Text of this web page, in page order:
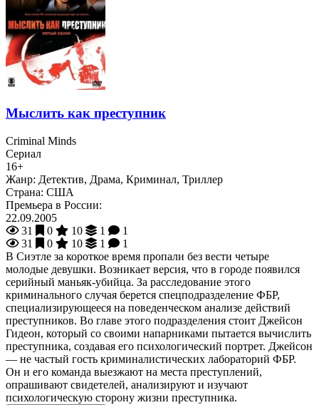
Мыслить как преступник
Criminal Minds
Сериал
16+
Жанр: Детектив, Драма, Криминал, Триллер
Страна: США
Премьера в России:
22.09.2005
31
0 10 1
1
31
0 10 1
1
В Сиэтле за короткое время пропали без вести четыре
молодые девушки. Возникает версия, что в городе появился
серийный маньяк-убийца. За расследование этого
криминального случая берется спецподразделение ФБР,
специализирующееся на поведенческом анализе действий
преступников. Во главе этого подразделения стоит Джейсон
Гидеон, который со своими напарниками пытается вычислить
преступника, создавая его психологический портрет. Джейсон
— не частый гость криминалистических лабораторий ФБР.
Он и его команда выезжают на места преступлений,
опрашивают свидетелей, анализируют и изучают
психологическую сторону жизни преступника.